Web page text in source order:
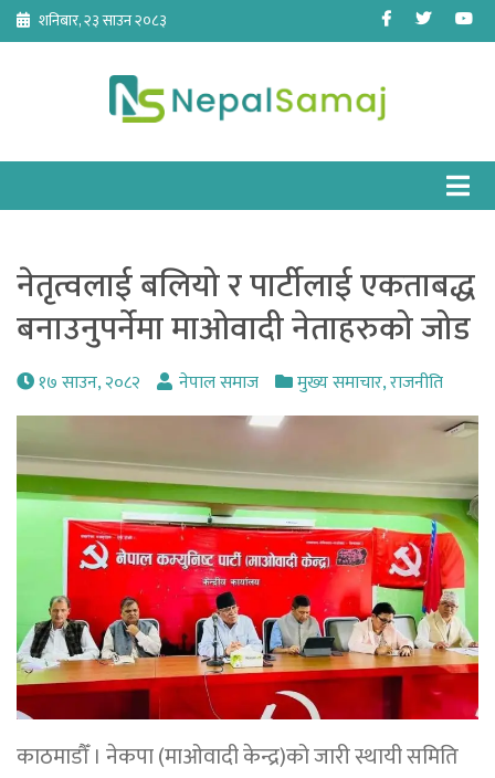
Skip
content
शनिबार, २३ साउन २०८३ Facebook
Twitter
नेतृत्वलाई बलियो र पार्टीलाई एकताबद्ध
बनाउनुपर्नेमा माओवादी नेताहरुको जोड
१७ साउन, २०८२ नेपाल समाज मुख्य समाचार,राजनीति
काठमाडौँ । नेकपा (माओवादी केन्द्र)को जारी स्थायी समिति